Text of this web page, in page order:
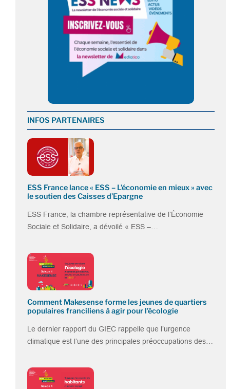
INFOS PARTENAIRES
ESS France lance « ESS – L’économie en mieux » avec
le soutien des Caisses d’Epargne
ESS France, la chambre représentative de l’Économie
Sociale et Solidaire, a dévoilé « ESS –…
Comment Makesense forme les jeunes de quartiers
populaires franciliens à agir pour l’écologie
Le dernier rapport du GIEC rappelle que l’urgence
climatique est l’une des principales préoccupations des…